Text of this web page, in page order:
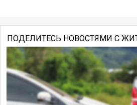
ПОДЕЛИТЕСЬ НОВОСТЯМИ С